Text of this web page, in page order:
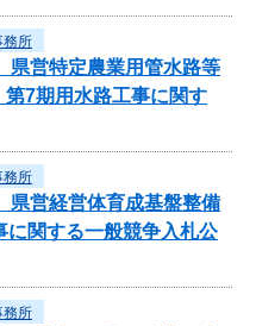
務所
県営特定農業用管水路等
7期用水路工事に関す
務所
県営経営体育成基盤整備
関する一般競争入札公
務所